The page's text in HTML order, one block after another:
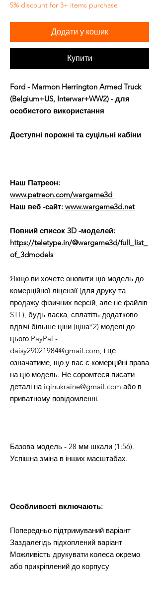
5% discount for 3+ items purchase
Додати у кошик
Купити
Ford - Marmon Herrington Armed Truck
(Belgium+US, Interwar+WW2) - для
особистого використання
Доступні порожні та суцільні кабіни
Наш Патреон:
www.patreon.com/wargame3d
Наш веб -сайт: www.wargame3d.net
Повний список 3D -моделей:
https://teletype.in/@wargame3d/full_list_
of_3dmodels
Якщо ви хочете оновити цю модель до
комерційної ліцензії (для друку та
продажу фізичних версій, але не файлів
STL), будь ласка, сплатіть додатково
вдвічі більше ціни (ціна*2) моделі до
цього PayPal -
daisy29021984@gmail.com, і це
означатиме, що у вас є комерційні права
на цю модель. Не соромтеся писати
деталі на iqinukraine@gmail.com або в
приватному повідомленні.
Базова модель - 28 мм шкали (1:56).
Успішна зміна в інших масштабах.
Особливості включають:
Попередньо підтримуваний варіант
Заздалегідь підхоплений варіант
Можливість друкувати колеса окремо
або прикріплений до корпусу